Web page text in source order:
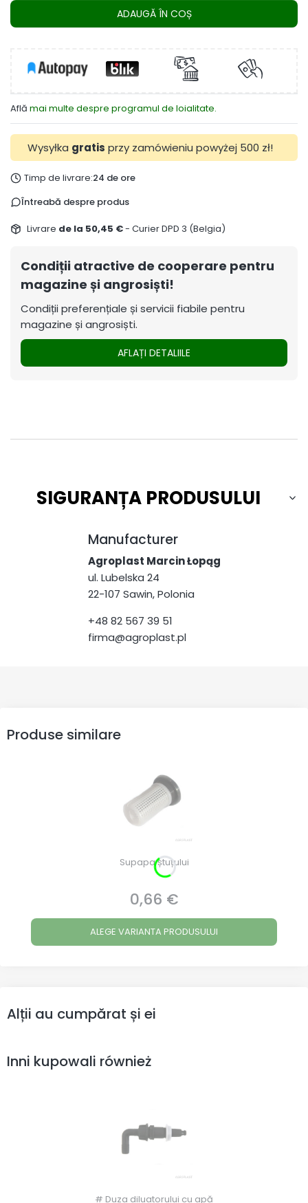
ADAUGĂ ÎN COȘ
Află mai multe despre programul de loialitate.
Wysyłka gratis przy zamówieniu powyżej 500 zł!
Timp de livrare:24 de ore
Întreabă despre produs
Livrare de la 50,45 €- Curier DPD 3 (Belgia)
Condiții atractive de cooperare pentru
magazine și angrosiști!
Condiții preferențiale și servicii fiabile pentru
magazine și angrosiști.
AFLAȚI DETALIILE
SIGURANȚA PRODUSULUI
Manufacturer
Agroplast Marcin Łopąg
ul. Lubelska 24
22-107 Sawin, Polonia
+48 82 567 39 51
firma@agroplast.pl
Produse similare
Supapa ștuțului
Preț
0,66 €
ALEGE VARIANTA PRODUSULUI
Alții au cumpărat și ei
Inni kupowali również
# Duza diluatorului cu apă